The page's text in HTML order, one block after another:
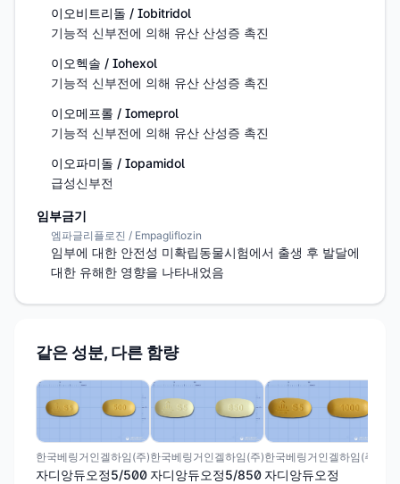
이오비트리돌 / Iobitridol
기능적 신부전에 의해 유산 산성증 촉진
이오헥솔 / Iohexol
기능적 신부전에 의해 유산 산성증 촉진
이오메프롤 / Iomeprol
기능적 신부전에 의해 유산 산성증 촉진
이오파미돌 / Iopamidol
급성신부전
임부금기
엠파글리플로진 / Empagliflozin
임부에 대한 안전성 미확립동물시험에서 출생 후 발달에
대한 유해한 영향을 나타내었음
같은 성분, 다른 함량
한국베링거인겔하임(주)
자디앙듀오정5/500
한국베링거인겔하임(주)
자디앙듀오정5/850
한국베링거인겔하임(주)
자디앙듀오정